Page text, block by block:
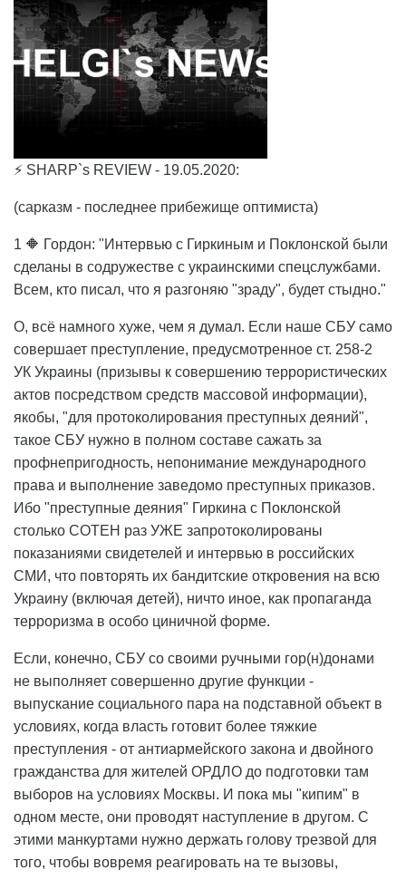
⚡ SHARP`s REVIEW - 19.05.2020:
(сарказм - последнее прибежище оптимиста)
1 🔶 Гордон: "Интервью с Гиркиным и Поклонской были
сделаны в содружестве с украинскими спецслужбами.
Всем, кто писал, что я разгоняю "зраду", будет стыдно."
О, всё намного хуже, чем я думал. Если наше СБУ само
совершает преступление, предусмотренное ст. 258-2
УК Украины (призывы к совершению террористических
актов посредством средств массовой информации),
якобы, "для протоколирования преступных деяний",
такое СБУ нужно в полном составе сажать за
профнепригодность, непонимание международного
права и выполнение заведомо преступных приказов.
Ибо "преступные деяния" Гиркина с Поклонской
столько СОТЕН раз УЖЕ запротоколированы
показаниями свидетелей и интервью в российских
СМИ, что повторять их бандитские откровения на всю
Украину (включая детей), ничто иное, как пропаганда
терроризма в особо циничной форме.
Если, конечно, СБУ со своими ручными гор(н)донами
не выполняет совершенно другие функции -
выпускание социального пара на подставной объект в
условиях, когда власть готовит более тяжкие
преступления - от антиармейского закона и двойного
гражданства для жителей ОРДЛО до подготовки там
выборов на условиях Москвы. И пока мы "кипим" в
одном месте, они проводят наступление в другом. С
этими манкуртами нужно держать голову трезвой для
того, чтобы вовремя реагировать на те вызовы,